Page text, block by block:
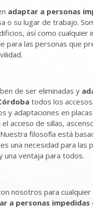
adaptar a personas
o su lugar de trabajo.
así como cualquier
para las personas que
de ser eliminadas y
todos los
y adaptaciones en
acceso de sillas,
filosofía está
una necesidad para las
una ventaja para todos.
nosotros para
a personas impedidas